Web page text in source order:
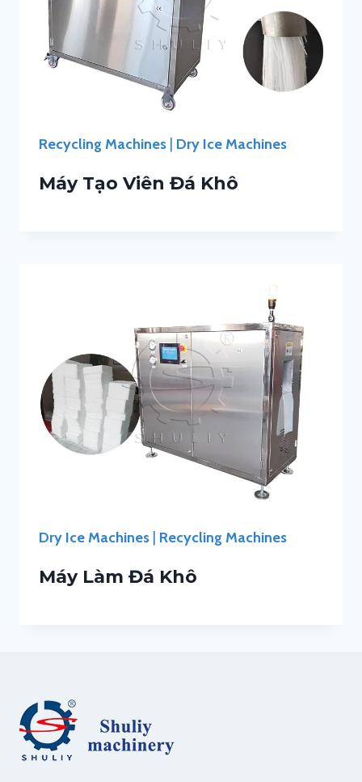
Recycling Machines Dry Ice Machines
Máy Tạo Viên Đá Khô
Dry Ice Machines Recycling Machines
Máy Làm Đá Khô